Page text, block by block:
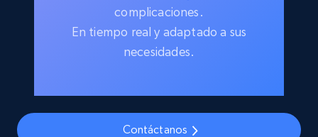
complicaciones.
En tiempo real y adaptado a sus
necesidades.
Contáctanos